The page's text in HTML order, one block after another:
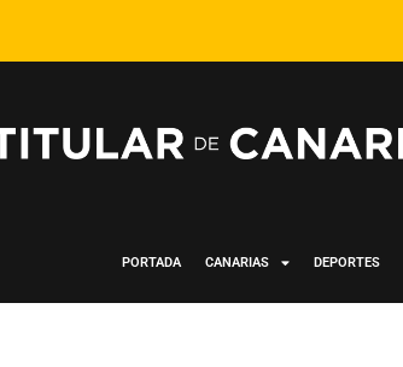
PORTADA CANARIAS DEPORTES